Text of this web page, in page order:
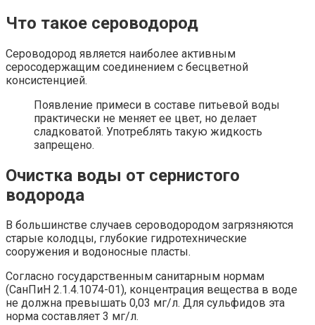
Что такое сероводород
Сероводород является наиболее активным
серосодержащим соединением с бесцветной
консистенцией.
Появление примеси в составе питьевой воды
практически не меняет ее цвет, но делает
сладковатой. Употреблять такую жидкость
запрещено.
Очистка воды от сернистого
водорода
В большинстве случаев сероводородом загрязняются
старые колодцы, глубокие гидротехнические
сооружения и водоносные пласты.
Согласно государственным санитарным нормам
(СанПиН 2.1.4.1074-01), концентрация вещества в воде
не должна превышать 0,03 мг/л. Для сульфидов эта
норма составляет 3 мг/л.